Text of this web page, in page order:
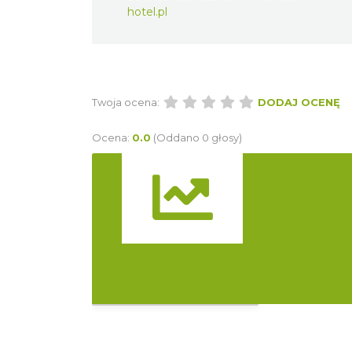
Strona internetowa:
(Oddano 0 głosy)
Widok pełnoekranowy:
Atrakcje